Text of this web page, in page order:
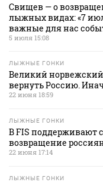
Свищев — о
лыжных видах: «7
важные для нас
5 июля 15:08
ЛЫЖНЫЕ ГОНКИ
Великий
вернуть Россию.
22 июня 18:59
ЛЫЖНЫЕ ГОНКИ
В FIS поддерживают
возвращение
22 июня 17:14
ЛЫЖНЫЕ ГОНКИ